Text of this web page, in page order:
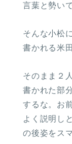
言葉と勢い
そんな小松
書かれる米田
そのまま２
書かれた部
するな。お
よく説明し
の後姿をス